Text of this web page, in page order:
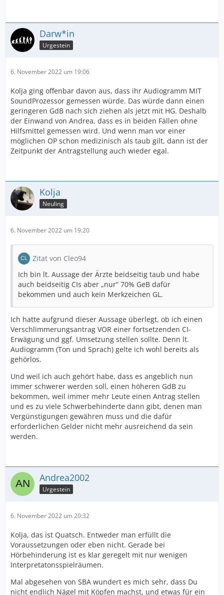
Darw*in
Urgestein
6. November 2022 um 19:06
Kolja ging offenbar davon aus, dass ihr Audiogramm MIT
SoundProzessor gemessen würde. Das würde dann einen
geringeren GdB nach sich ziehen als jetzt mit HG. Deshalb
der Einwand von Andrea, dass es in beiden Fällen ohne
Hilfsmittel gemessen wird. Und wenn man vor einer
möglichen OP schon medizinisch als taub gilt, dann ist der
Zeitpunkt der Antragstellung auch wieder egal.
Kolja
Neuling
6. November 2022 um 19:20
Zitat von Cleo94
Ich bin lt. Aussage der Ärzte beidseitig taub und habe
auch beidseitig CIs aber „nur“ 70% GeB dafür
bekommen und auch kein Merkzeichen GL.
Ich hatte aufgrund dieser Aussage überlegt, ob ich einen
Verschlimmerungsantrag VOR einer fortsetzenden CI-
Erwägung und ggf. Umsetzung stellen sollte. Denn lt.
Audiogramm (Ton und Sprach) gelte ich wohl bereits als
gehörlos.
Und weil ich auch gehört habe, dass es angeblich nun
immer schwerer werden soll, einen höheren GdB zu
bekommen, weil immer mehr Leute einen Antrag stellen
und es zu viele Schwerbehinderte dann gibt, denen man
Vergünstigungen gewähren muss und die dafür
erforderlichen Gelder nicht mehr ausreichend da sein
werden.
Andrea2002
Urgestein
6. November 2022 um 20:32
Kolja, das ist Quatsch. Entweder man erfüllt die
Voraussetzungen oder eben nicht. Gerade bei
Hörbehinderung ist es klar geregelt mit nur wenigen
Interpretatonsspielräumen.
Mal abgesehen von SBA wundert es mich sehr, dass Du
nicht endlich Nägel mit Köpfen machst, und etwas für ein